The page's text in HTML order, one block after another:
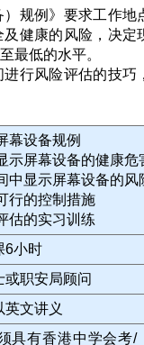
）规例》要求工作
健康的风险，决
最低的水平。
行风险评估的技
幕设备规例
示屏幕设备的健康危
中显示屏幕设备的风
行的控制措施
估的实习训练
6小时
或职安局顾问
英文讲义
具有香港中学会考